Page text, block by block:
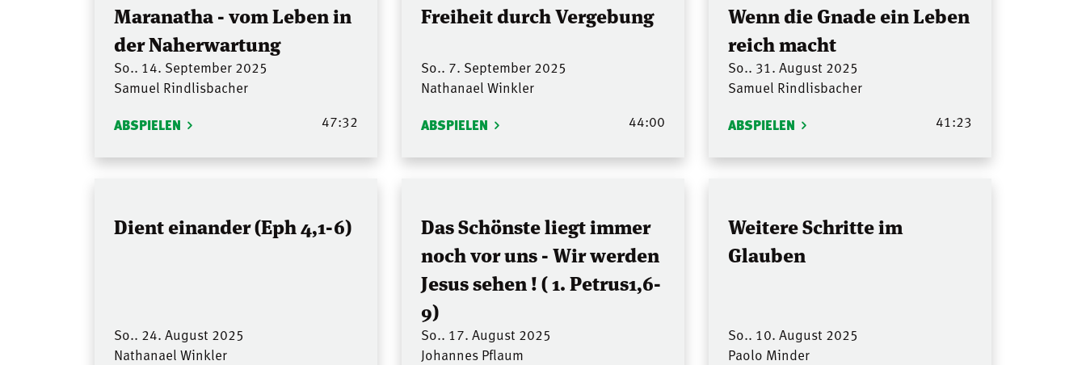
Maranatha - vom Leben in
der Naherwartung
So.. 14. September 2025
Samuel Rindlisbacher
ABSPIELEN 47:32
Freiheit durch Vergebung
So.. 7. September 2025
Nathanael Winkler
ABSPIELEN 44:00
Wenn die Gnade ein Leben
reich macht
So.. 31. August 2025
Samuel Rindlisbacher
ABSPIELEN 41:23
Dient einander (Eph 4,1-6)
So.. 24. August 2025
Nathanael Winkler
Das Schönste liegt immer
noch vor uns - Wir werden
Jesus sehen ! ( 1. Petrus1,6-
9)
So.. 17. August 2025
Johannes Pflaum
Weitere Schritte im
Glauben
So.. 10. August 2025
Paolo Minder